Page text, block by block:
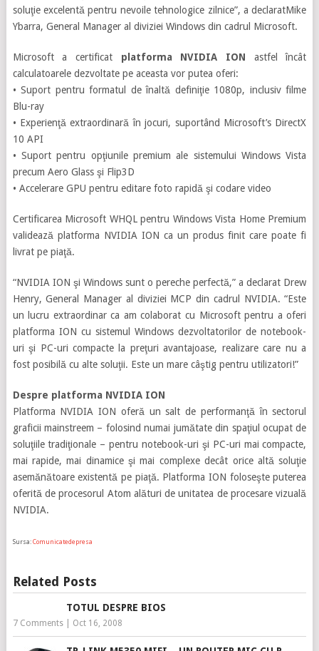
soluţie excelentă pentru nevoile tehnologice zilnice”, a declaratMike
Ybarra, General Manager al diviziei Windows din cadrul Microsoft.
Microsoft a certificat platforma NVIDIA ION astfel încât
calculatoarele dezvoltate pe aceasta vor putea oferi:
• Suport pentru formatul de înaltă definiţie 1080p, inclusiv filme
Blu-ray
• Experienţă extraordinară în jocuri, suportând Microsoft’s DirectX
10 API
• Suport pentru opţiunile premium ale sistemului Windows Vista
precum Aero Glass şi Flip3D
• Accelerare GPU pentru editare foto rapidă şi codare video
Certificarea Microsoft WHQL pentru Windows Vista Home Premium
validează platforma NVIDIA ION ca un produs finit care poate fi
livrat pe piaţă.
“NVIDIA ION şi Windows sunt o pereche perfectă,” a declarat Drew
Henry, General Manager al diviziei MCP din cadrul NVIDIA. “Este
un lucru extraordinar ca am colaborat cu Microsoft pentru a oferi
platforma ION cu sistemul Windows dezvoltatorilor de notebook-
uri şi PC-uri compacte la preţuri avantajoase, realizare care nu a
fost posibilă cu alte soluţii. Este un mare câştig pentru utilizatori!”
Despre platforma NVIDIA ION
Platforma NVIDIA ION oferă un salt de performanţă în sectorul
graficii mainstreem – folosind numai jumătate din spaţiul ocupat de
soluţiile tradiţionale – pentru notebook-uri şi PC-uri mai compacte,
mai rapide, mai dinamice şi mai complexe decât orice altă soluţie
asemănătoare existentă pe piaţă. Platforma ION foloseşte puterea
oferită de procesorul Atom alături de unitatea de procesare vizuală
NVIDIA.
Sursa: Comunicatedepresa
Related Posts
TOTUL DESPRE BIOS
7 Comments| Oct 16, 2008